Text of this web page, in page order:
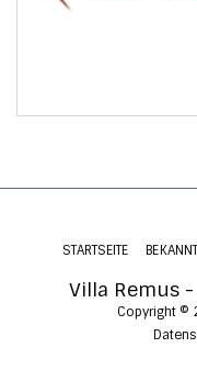
Villa Remus
Copyright ©
STARTSEITE